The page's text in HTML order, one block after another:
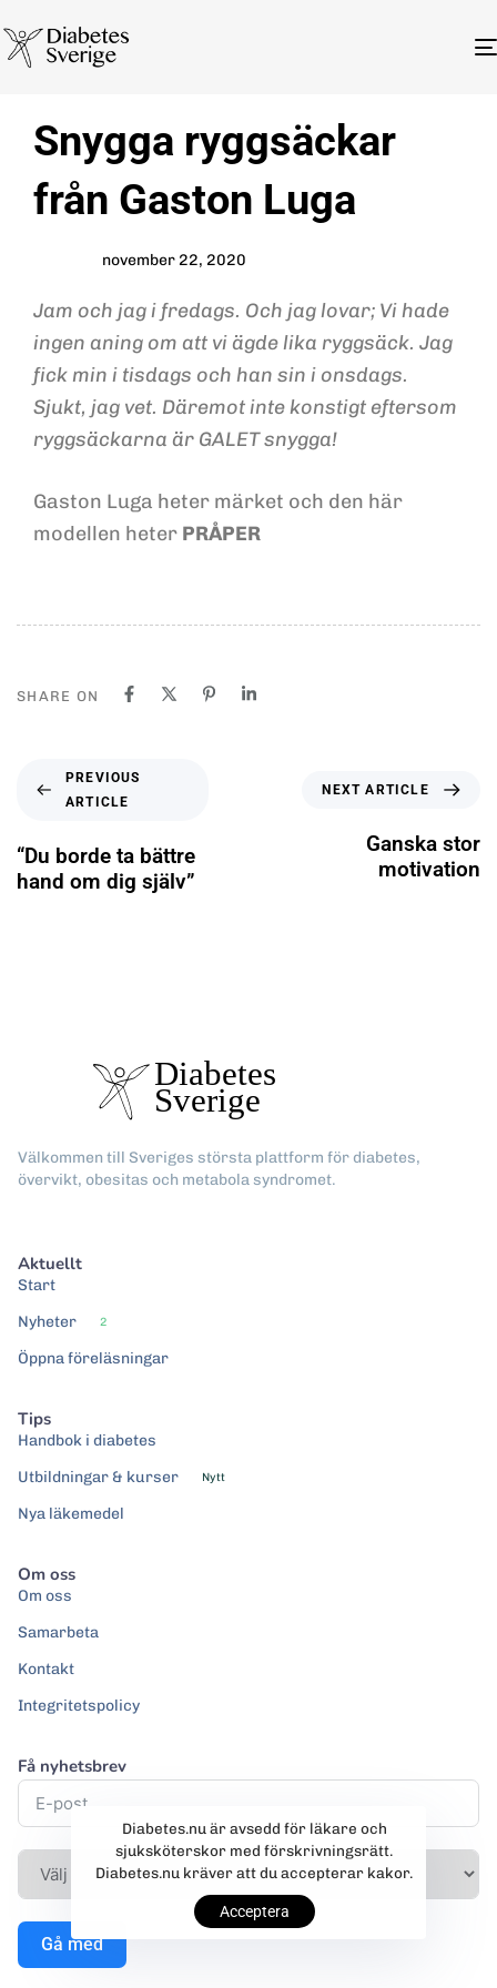
IN:
Snygga ryggsäckar
från Gaston Luga
on:
november 22, 2020
Jam och jag i fredags. Och jag lovar; Vi hade
ingen aning om att vi ägde lika ryggsäck. Jag
fick min i tisdags och han sin i onsdags.
Sjukt, jag vet. Däremot inte konstigt eftersom
ryggsäckarna är GALET snygga!
Gaston Luga heter märket och den här
modellen heter PRÅPER
SHARE ON
PREVIOUS
ARTICLE
“Du borde ta bättre
hand om dig själv”
NEXT ARTICLE
Ganska stor
motivation
Välkommen till Sveriges största plattform för diabetes,
övervikt, obesitas och metabola syndromet.
Aktuellt
Start
Nyheter
2
Öppna föreläsningar
Tips
Handbok i diabetes
Utbildningar & kurser
Nytt
Nya läkemedel
Om oss
Om oss
Samarbeta
Kontakt
Integritetspolicy
Få nyhetsbrev
Gå med
Diabetes.nu är avsedd för läkare och
sjuksköterskor med förskrivningsrätt.
Diabetes.nu kräver att du accepterar kakor.
Acceptera